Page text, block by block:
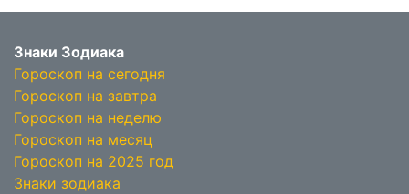
Знаки Зодиака
Гороскоп на сегодня
Гороскоп на завтра
Гороскоп на неделю
Гороскоп на месяц
Гороскоп на 2025 год
Знаки зодиака